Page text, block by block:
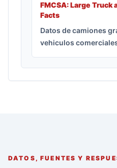
FMCSA: Large Truck
Facts
Datos de camiones
vehiculos
DATOS, FUENTES Y